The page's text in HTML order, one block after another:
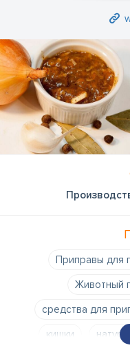
Приправы для
Животный
средства для
кишки